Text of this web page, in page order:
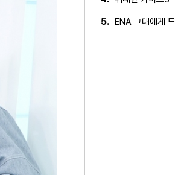
5. ENA 그대에게 드림 황인엽X이혜